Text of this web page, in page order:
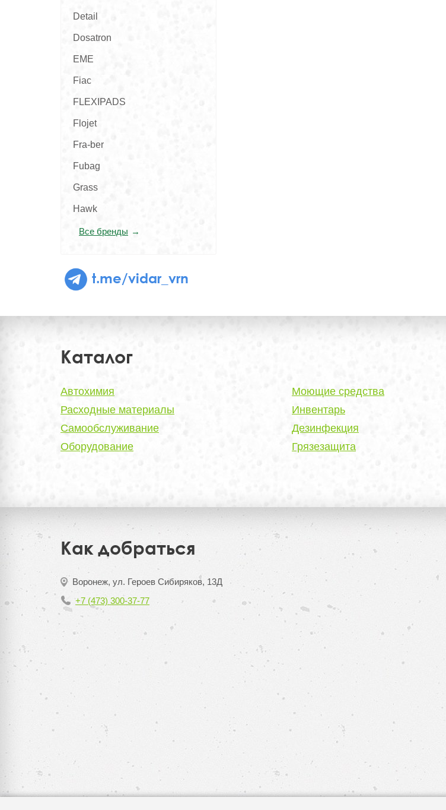
Detail
Dosatron
EME
Fiac
FLEXIPADS
Flojet
Fra-ber
Fubag
Grass
Hawk
Все бренды
t.me/vidar_vrn
Каталог
Автохимия
Расходные материалы
Самообслуживание
Оборудование
Моющие средства
Инвентарь
Дезинфекция
Грязезащита
Как добраться
Воронеж, ул. Героев Сибиряков, 13Д
+7 (473) 300-37-77